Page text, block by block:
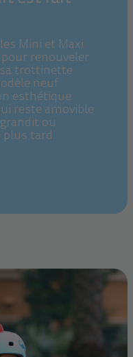
Mini et Maxi
renouveler
trottinette
neuf
esthétique
reste amovible
ou
tard.